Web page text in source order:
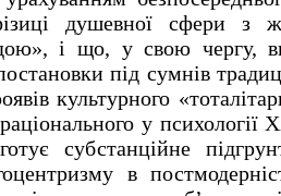
душевної сфери з
і що, у свою чергу,
під сумнів
культурного
у
субстанційне
в